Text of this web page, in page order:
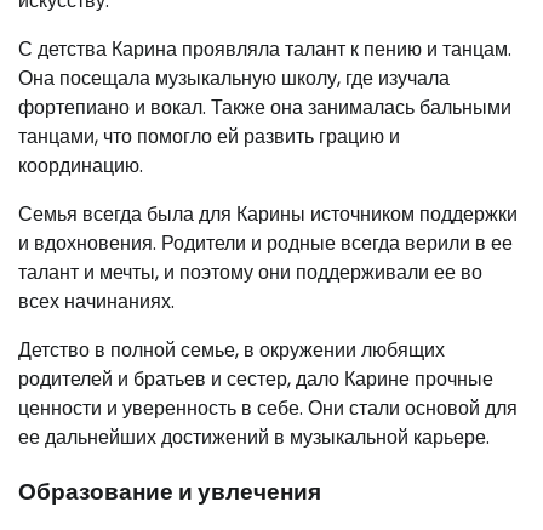
С детства Карина проявляла талант к пению и танцам.
Она посещала музыкальную школу, где изучала
фортепиано и вокал. Также она занималась бальными
танцами, что помогло ей развить грацию и
координацию.
Семья всегда была для Карины источником поддержки
и вдохновения. Родители и родные всегда верили в ее
талант и мечты, и поэтому они поддерживали ее во
всех начинаниях.
Детство в полной семье, в окружении любящих
родителей и братьев и сестер, дало Карине прочные
ценности и уверенность в себе. Они стали основой для
ее дальнейших достижений в музыкальной карьере.
Образование и увлечения